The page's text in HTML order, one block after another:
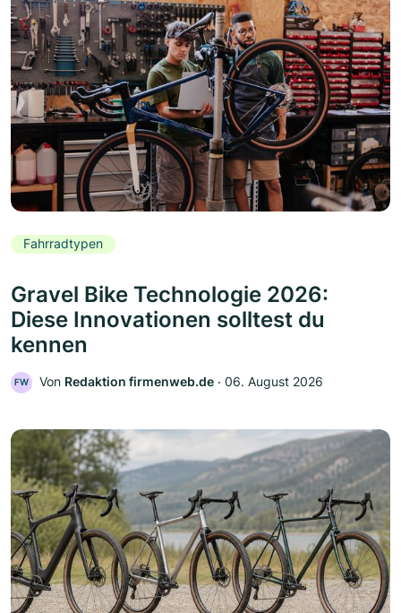
Fahrradtypen
Gravel Bike Technologie 2026:
Diese Innovationen solltest du
kennen
FW Von Redaktion firmenweb.de ‧ 06. August 2026